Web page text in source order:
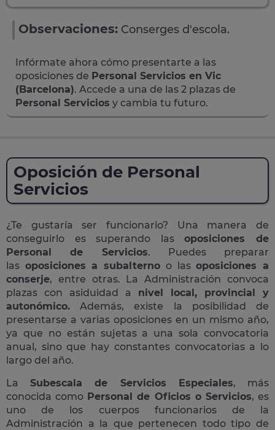
Observaciones: Conserges d'escola.
Infórmate ahora cómo presentarte a las
oposiciones de Personal Servicios en Vic
(Barcelona). Accede a una de las 2 plazas de
Personal Servicios y cambia tu futuro.
Oposición de Personal
Servicios
¿Te gustaría ser funcionario? Una manera de
conseguirlo es superando lasoposiciones de
Personal de Servicios. Puedes preparar
las oposiciones a subalterno o lasoposiciones a
conserje, entre otras. La Administración convoca
plazas con asiduidad a nivel local, provincial y
autonómico. Además, existe la posibilidad de
presentarse a varias oposiciones en un mismo año,
ya que no están sujetas a una sola convocatoria
anual, sino que hay constantes convocatorias a lo
largo del año.
LaSubescala de Servicios Especiales, más
conocida como Personal de Oficios o Servicios, es
uno de los cuerpos funcionarios de la
Administración a la que pertenecen todo tipo de